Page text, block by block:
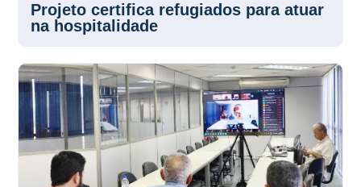
Projeto certifica refugiados para atuar
na hospitalidade